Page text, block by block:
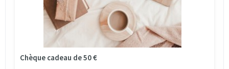
Chèque cadeau de 50 €